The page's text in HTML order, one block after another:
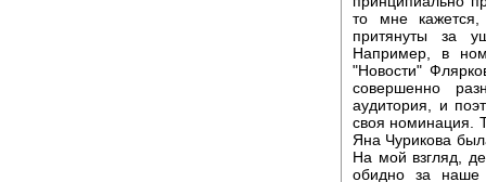
то мне
притянуты за
Например, в
"Новости"
совершенно
аудитория, и
своя номинация.
Яна Чурикова
На мой взгляд,
обидно за наше